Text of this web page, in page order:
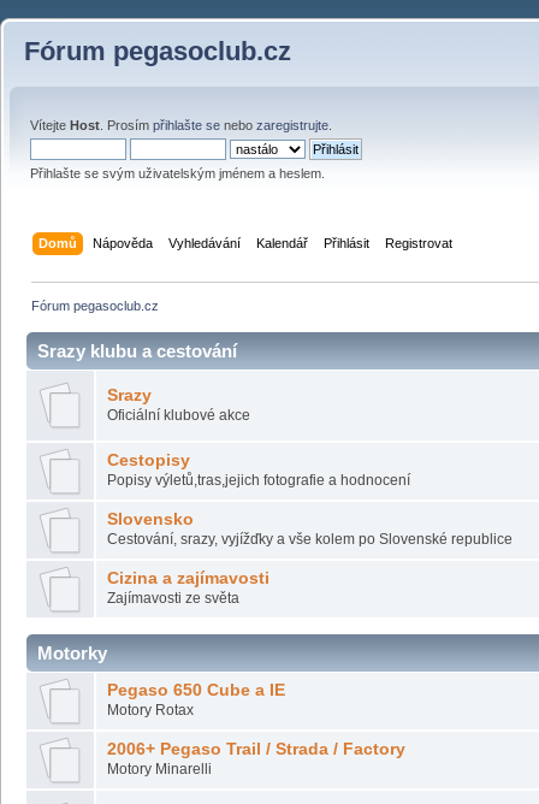
Fórum pegasoclub.cz
Vítejte Host . Prosím přihlašte se nebo zaregistrujte
Přihlašte se svým uživatelským jménem a heslem.
Domů Nápověda Vyhledávání Kalendář Přihlásit Registrovat
Fórum pegasoclub.cz
Srazy klubu a cestování
Srazy
Oficiální klubové akce
Cestopisy
Popisy výletů,tras,jejich fotografie a hodnocení
Slovensko
Cestování, srazy, vyjížďky a vše kolem po Slovenské republice
Cizina a zajímavosti
Zajímavosti ze světa
Motorky
Pegaso 650 Cube a IE
Motory Rotax
2006+ Pegaso Trail / Strada / Factory
Motory Minarelli